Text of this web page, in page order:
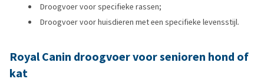
Droogvoer voor specifieke rassen;
Droogvoer voor huisdieren met een specifieke levensstijl.
Royal Canin droogvoer voor senioren hond of
kat